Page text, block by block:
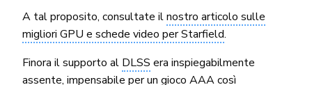
A tal proposito, consultate ilnostro articolo sulle
migliori GPU e schede video per Starfield.
Finora il supporto al DLSS era inspiegabilmente
assente, impensabile per un gioco AAA così